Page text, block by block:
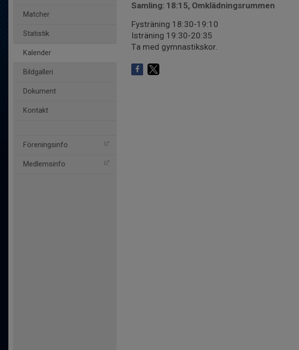
Matcher
Statistik
Kalender
Bildgalleri
Dokument
Kontakt
Föreningsinfo
Medlemsinfo
Samling: 18:15, Omklädningsrummen
Fysträning 18:30-19:10
Isträning 19:30-20:35
Ta med gymnastikskor.